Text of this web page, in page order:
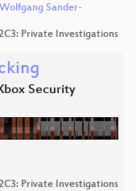
Wolfgang Sander-
Private Investigations
Security
Private Investigations